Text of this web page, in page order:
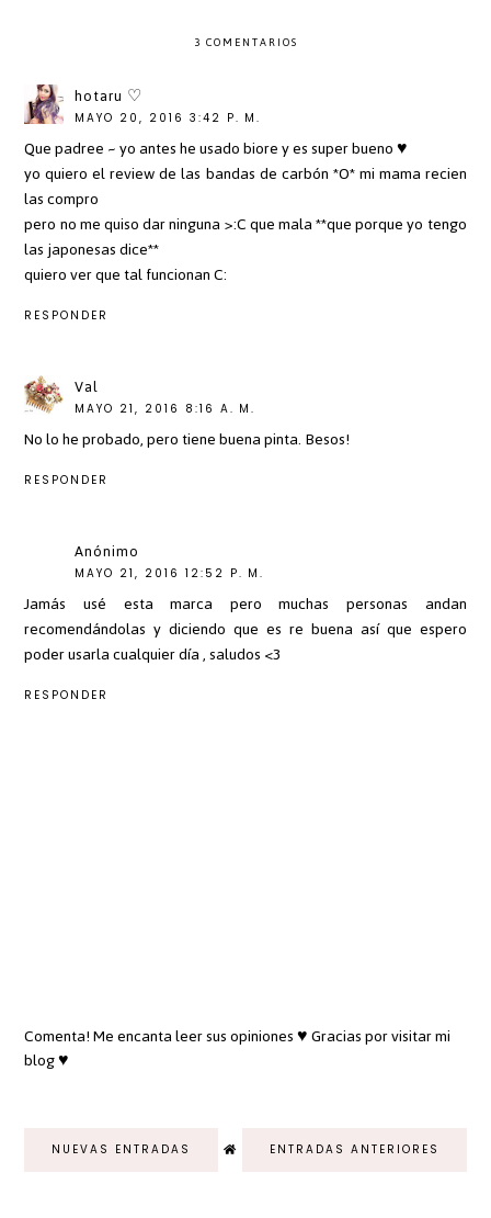
3 COMENTARIOS
hotaru ♡
MAYO 20, 2016 3:42 P. M.
Que padree ~ yo antes he usado biore y es super bueno ♥
yo quiero el review de las bandas de carbón *O* mi mama recien
las compro
pero no me quiso dar ninguna >:C que mala **que porque yo tengo
las japonesas dice**
quiero ver que tal funcionan C:
RESPONDER
Val
MAYO 21, 2016 8:16 A. M.
No lo he probado, pero tiene buena pinta. Besos!
RESPONDER
Anónimo
MAYO 21, 2016 12:52 P. M.
Jamás usé esta marca pero muchas personas andan
recomendándolas y diciendo que es re buena así que espero
poder usarla cualquier día , saludos <3
RESPONDER
Comenta! Me encanta leer sus opiniones ♥ Gracias por visitar mi
blog ♥
NUEVAS ENTRADAS ENTRADAS ANTERIORES